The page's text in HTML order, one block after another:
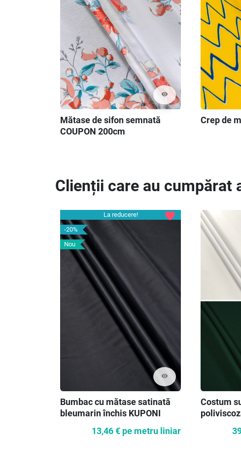
visibility
Mătase de sifon semnată
COUPON 200cm
Crep de
Clienții care au cumpărat
La reducere!
-20%
Nou
visibility
favorite
Bumbac cu mătase satinată
bleumarin închis KUPONI
13,46 € pe metru liniar
Costum